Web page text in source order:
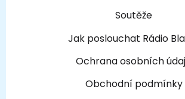
Soutěže
Jak poslouchat Rádio
Ochrana osobních
Obchodní podmínky